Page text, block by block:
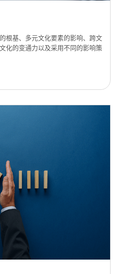
根基、多元文化要素的影响、跨文
化的变通力以及采用不同的影响策